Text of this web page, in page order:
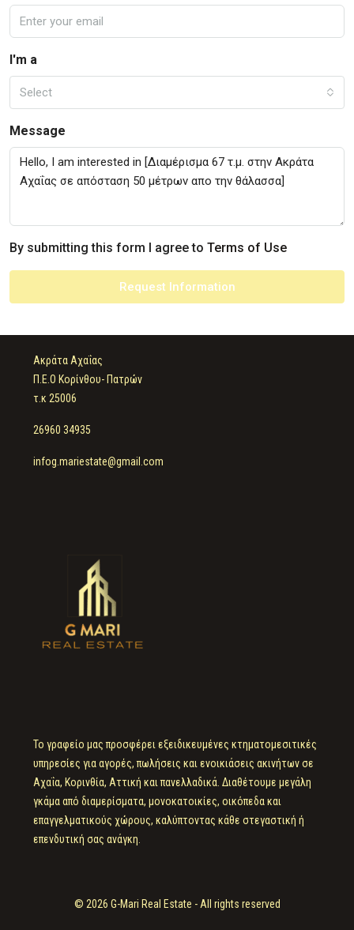
I'm a
Select
Message
By submitting this form I agree to Terms of Use
Request Information
Ακράτα Αχαΐας
Π.Ε.Ο Κορίνθου- Πατρών
τ.κ 25006
26960 34935
infog.mariestate@gmail.com
Το γραφείο μας προσφέρει εξειδικευμένες κτηματομεσιτικές
υπηρεσίες για αγορές, πωλήσεις και ενοικιάσεις ακινήτων σε
Αχαΐα, Κορινθία, Αττική και πανελλαδικά. Διαθέτουμε μεγάλη
γκάμα από διαμερίσματα, μονοκατοικίες, οικόπεδα και
επαγγελματικούς χώρους, καλύπτοντας κάθε στεγαστική ή
επενδυτική σας ανάγκη.
© 2026 G-Mari Real Estate - All rights reserved